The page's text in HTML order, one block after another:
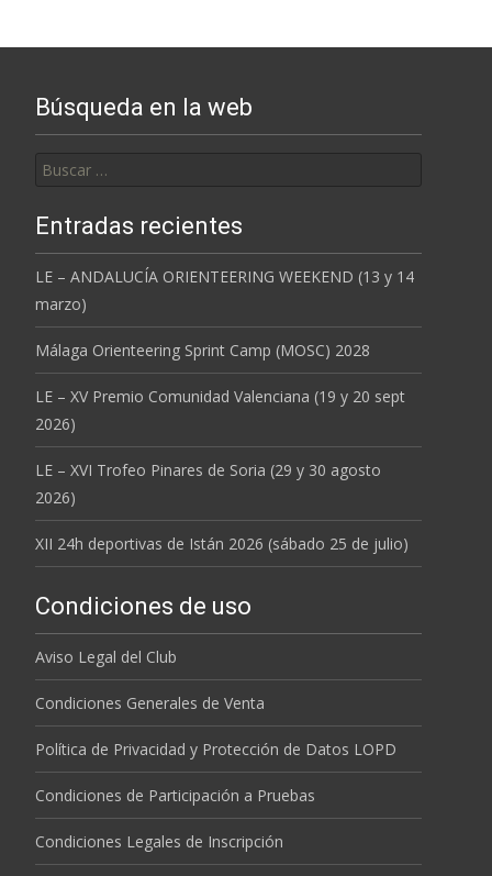
Búsqueda en la web
Entradas recientes
LE – ANDALUCÍA ORIENTEERING WEEKEND (13 y 14
marzo)
Málaga Orienteering Sprint Camp (MOSC) 2028
LE – XV Premio Comunidad Valenciana (19 y 20 sept
2026)
LE – XVI Trofeo Pinares de Soria (29 y 30 agosto
2026)
XII 24h deportivas de Istán 2026 (sábado 25 de julio)
Condiciones de uso
Aviso Legal del Club
Condiciones Generales de Venta
Política de Privacidad y Protección de Datos LOPD
Condiciones de Participación a Pruebas
Condiciones Legales de Inscripción